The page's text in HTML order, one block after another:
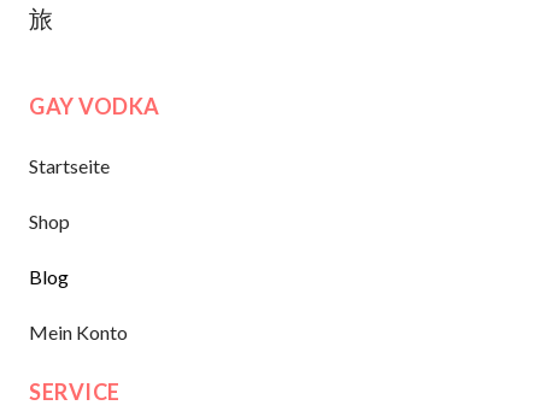
旅
GAY VODKA
Startseite
Shop
Blog
Mein Konto
SERVICE